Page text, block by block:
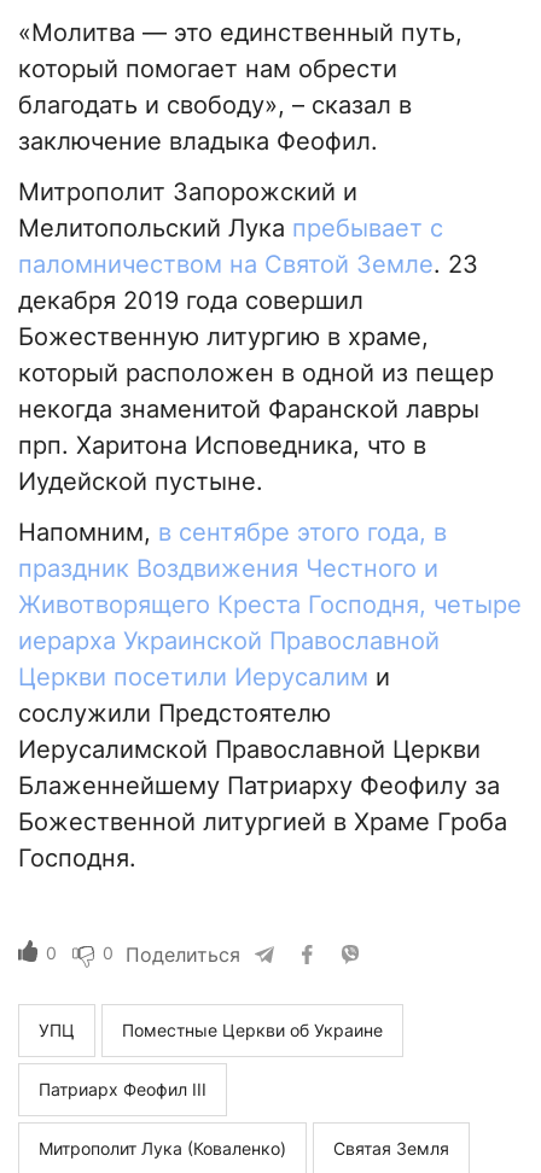
«Молитва — это единственный путь,
который помогает нам обрести
благодать и свободу», – сказал в
заключение владыка Феофил.
Митрополит Запорожский и
Мелитопольский Лука пребывает с
паломничеством на Святой Земле. 23
декабря 2019 года совершил
Божественную литургию в храме,
который расположен в одной из пещер
некогда знаменитой Фаранской лавры
прп. Харитона Исповедника, что в
Иудейской пустыне.
Напомним, в сентябре этого года, в
праздник Воздвижения Честного и
Животворящего Креста Господня, четыре
иерарха Украинской Православной
Церкви посетили Иерусалим и
сослужили Предстоятелю
Иерусалимской Православной Церкви
Блаженнейшему Патриарху Феофилу за
Божественной литургией в Храме Гроба
Господня.
0 0 Поделиться
УПЦ Поместные Церкви об Украине
Патриарх Феофил III
Митрополит Лука (Коваленко) Святая Земля